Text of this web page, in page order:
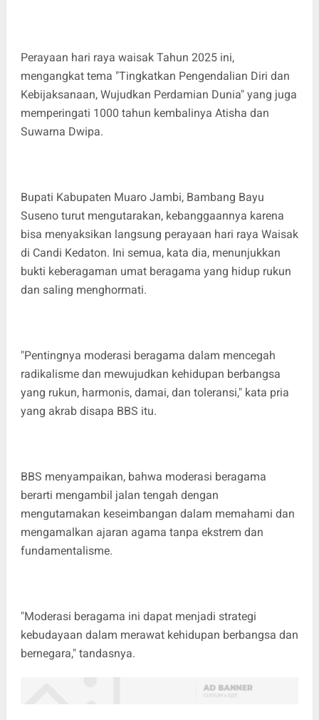
Perayaan hari raya waisak Tahun 2025 ini,
mengangkat tema "Tingkatkan Pengendalian Diri dan
Kebijaksanaan, Wujudkan Perdamian Dunia" yang juga
memperingati 1000 tahun kembalinya Atisha dan
Suwarna Dwipa.
Bupati Kabupaten Muaro Jambi, Bambang Bayu
Suseno turut mengutarakan, kebanggaannya karena
bisa menyaksikan langsung perayaan hari raya Waisak
di Candi Kedaton. Ini semua, kata dia, menunjukkan
bukti keberagaman umat beragama yang hidup rukun
dan saling menghormati.
"Pentingnya moderasi beragama dalam mencegah
radikalisme dan mewujudkan kehidupan berbangsa
yang rukun, harmonis, damai, dan toleransi," kata pria
yang akrab disapa BBS itu.
BBS menyampaikan, bahwa moderasi beragama
berarti mengambil jalan tengah dengan
mengutamakan keseimbangan dalam memahami dan
mengamalkan ajaran agama tanpa ekstrem dan
fundamentalisme.
"Moderasi beragama ini dapat menjadi strategi
kebudayaan dalam merawat kehidupan berbangsa dan
bernegara," tandasnya.